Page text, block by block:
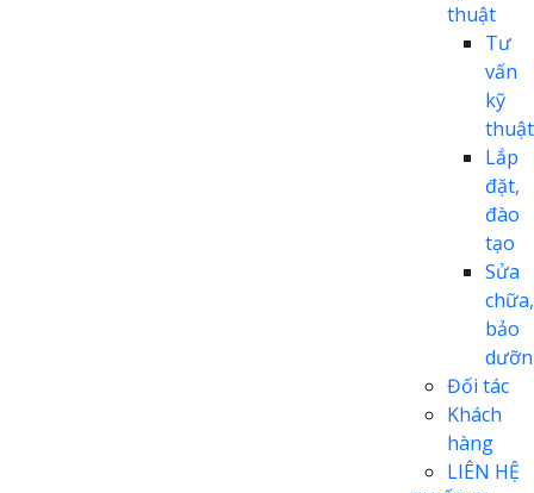
thuật
Tư
vấn
kỹ
thuật
Lắp
đặt,
đào
tạo
Sửa
chữa,
bảo
Đối tác
Khách
hàng
LIÊN HỆ